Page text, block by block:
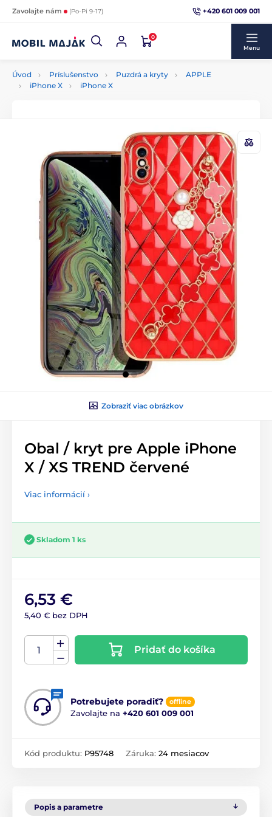
Zavolajte nám (Po-Pi 9-17) +420 601 009 001
0
Menu
Úvod Príslušenstvo Puzdrá a kryty
APPLE
iPhone X
iPhone X
Zobraziť viac obrázkov
Obal / kryt pre Apple iPhone
X / XS TREND červené
Viac informácií ›
Skladom 1 ks
6,53 €
5,40 € bez DPH
Pridať do košíka
Potrebujete poradiť? offline
Zavolajte na +420 601 009 001
Kód produktu: P95748 Záruka: 24 mesiacov
Popis a parametre